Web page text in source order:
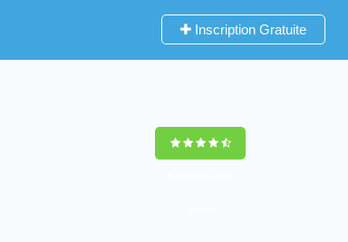
Inscription Gratuite